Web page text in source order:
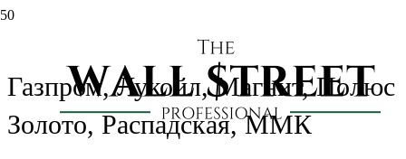
Будни мосбиржи #66 — МТС,
Газпром, Лукойл, Магнит, Полюс
Золото, Распадская, ММК